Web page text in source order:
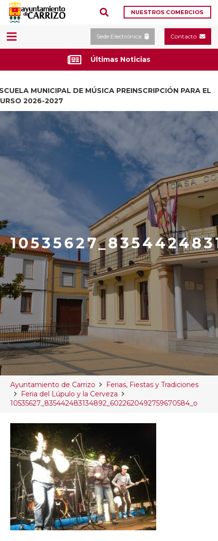
NUESTROS COMERCIOS
Sede Electrónica Contacto
Últimas Noticias
MUNICIPAL DE MÚSICA PREINSCRIPCIÓN PARA EL
2026-2027
Ayuntamiento de Carrizo
Ferias, Fiestas y Tradiciones
Feria del Lúpulo y la Cerveza
10535627_835442483134892_6022620492759670584_o